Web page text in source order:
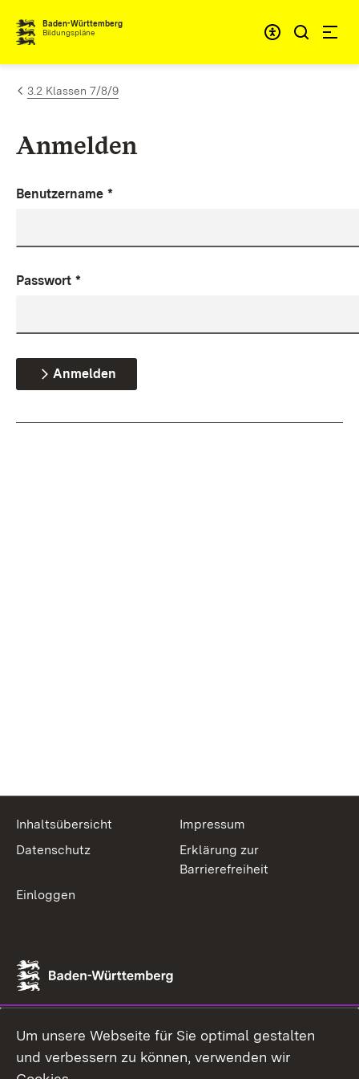
Zum Inhalt springen
Baden-Württemberg
Bildungspläne
3.2 Klassen 7/8/9
Anmelden
Benutzername *
Passwort *
Anmelden
Inhaltsübersicht
Impressum
Datenschutz
Erklärung zur
Barrierefreiheit
Einloggen
Um unsere Webseite für Sie optimal gestalten
und verbessern zu können, verwenden wir